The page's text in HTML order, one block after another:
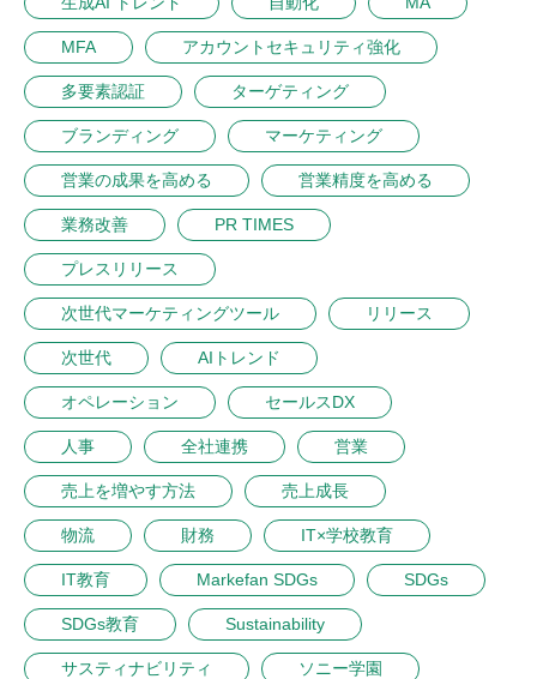
MFA アカウントセキュリティ強化
多要素認証 ターゲティング
ブランディング マーケティング
営業の成果を高める 営業精度を高める
業務改善 PR TIMES
プレスリリース
次世代マーケティングツール リリース
次世代 AIトレンド
オペレーション セールスDX
人事 全社連携 営業
売上を増やす方法 売上成長
物流 財務 IT×学校教育
IT教育 Markefan SDGs SDGs
SDGs教育 Sustainability
サスティナビリティ ソニー学園